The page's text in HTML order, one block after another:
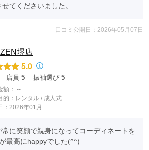
てくださいました。
口コミ公開日：2026年05月07日
堺店
5.0
店員 5 振袖選び 5
額： --
的： レンタル / 成人式
：2026年01月
常に笑顔で親身になってコーディネートを
最高にhappyでした(^^)